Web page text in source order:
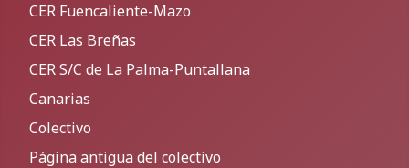
CER Fuencaliente-Mazo
CER Las Breñas
CER S/C de La Palma-Puntallana
Canarias
Colectivo
Página antigua del colectivo